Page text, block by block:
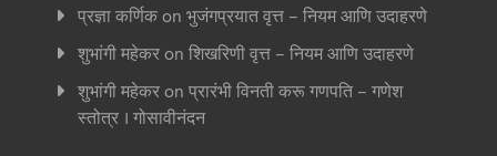
प्रज्ञा कर्णिकon भुजंगप्रयात वृत्त – नियम आणि उदाहरणे
शुभांगी महेकरon शिखरिणी वृत्त – नियम आणि उदाहरणे
शुभांगी महेकरon प्रारंभी विनती करू गणपति – गणेश
स्तोत्र । गोसावीनंदन